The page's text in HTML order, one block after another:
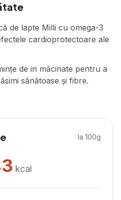
de lapte Milli cu omega-3
cardioprotectoare ale
de in măcinate pentru a
sănătoase și fibre.
la 100g
kcal